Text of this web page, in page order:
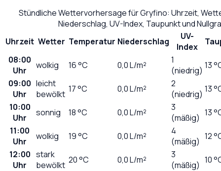
Stündliche Wettervorhersage fürGryfino: Uhrzeit,
Niederschlag, UV-Index, Taupunkt und
Uhrzeit Wetter Temperatur Niederschlag
UV-
Index
08:00
Uhr
wolkig 16°C 0,0L/m²
1
(niedrig) 13
09:00
Uhr
leicht
bewölkt 17°C 0,0L/m²
2
(niedrig) 13
10:00
Uhr
sonnig 18°C 0,0L/m²
3
(mäßig) 13
11:00
Uhr
wolkig 19°C 0,0L/m²
4
(mäßig) 12
12:00
Uhr
stark
bewölkt 20°C 0,0L/m²
3
(mäßig) 10